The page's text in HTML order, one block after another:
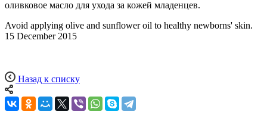
оливковое масло для ухода за кожей младенцев.
Avoid applying olive and sunflower oil to healthy newborns' skin.
15 December 2015
Назад к списку